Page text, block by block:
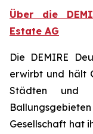
Über die
Estate AG
Die DEMIRE
erwirbt und hält
Städten und
Gesellschaft hat